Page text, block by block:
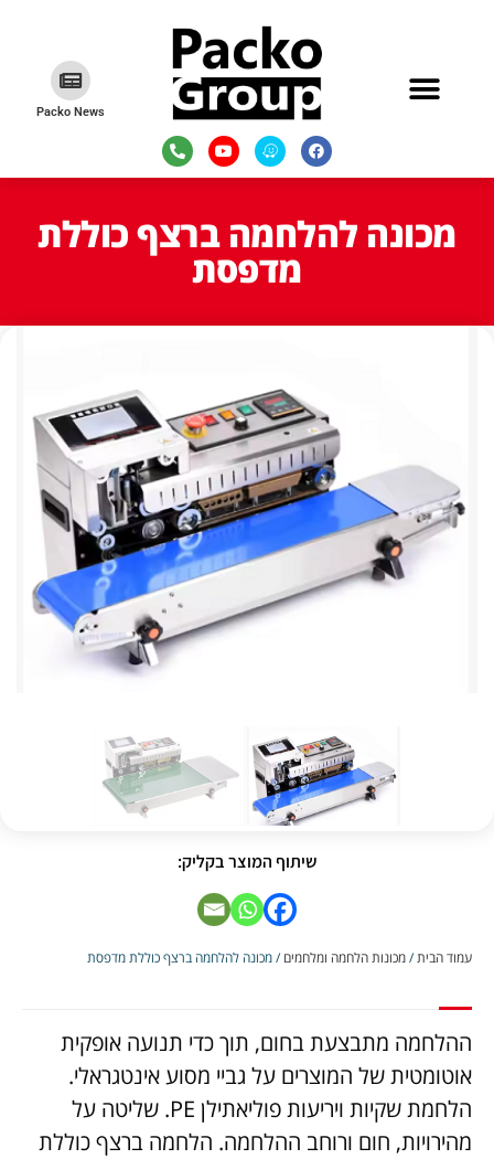
Packo News
מכונה להלחמה ברצף כוללת
מדפסת
עמוד הבית/מכונות הלחמה ומלחמים / מכונה להלחמה ברצף כוללת מדפסת
ההלחמה מתבצעת בחום, תוך כדי תנועה אופקית
אוטומטית של המוצרים על גביי מסוע אינטגראלי.
הלחמת שקיות ויריעות פוליאתילן PE. שליטה על
מהירויות, חום ורוחב ההלחמה. הלחמה ברצף כוללת
שיתוף המוצר בקליק: